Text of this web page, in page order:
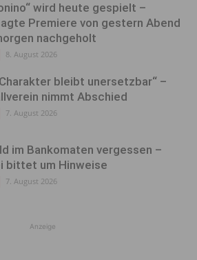
wird heute gespielt –
Premiere von gestern Abend
nachgeholt
8. August 2026
bleibt unersetzbar“ –
nimmt Abschied
7. August 2026
im Bankomaten vergessen –
bittet um Hinweise
7. August 2026
Anzeige